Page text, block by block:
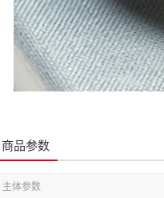
商品参数
主体参数